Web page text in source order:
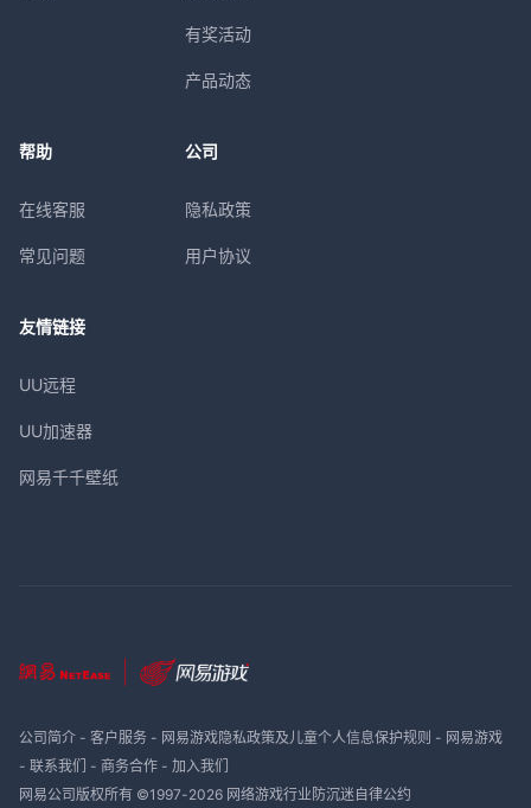
有奖活动
产品动态
帮助
在线客服
常见问题
公司
隐私政策
用户协议
友情链接
UU远程
UU加速器
网易千千壁纸
公司简介- 客户服务- 网易游戏隐私政策及儿童个人信息保护规则 - 网易游戏
- 联系我们 - 商务合作- 加入我们
网易公司版权所有 ©1997-2026 网络游戏行业防沉迷自律公约